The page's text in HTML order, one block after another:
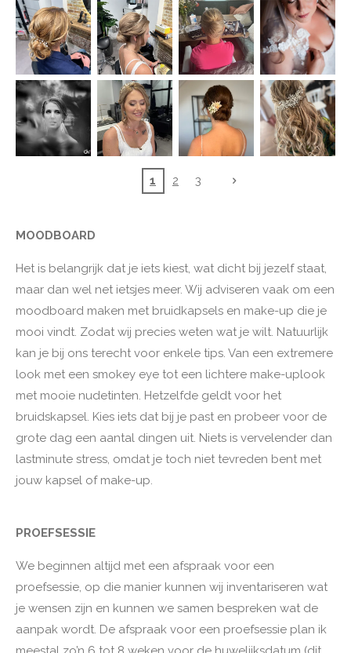
1 2 3
MOODBOARD
Het is belangrijk dat je iets kiest, wat dicht bij jezelf staat,
maar dan wel net ietsjes meer. Wij adviseren vaak om een
moodboard maken met bruidkapsels en make-up die je
mooi vindt. Zodat wij precies weten wat je wilt. Natuurlijk
kan je bij ons terecht voor enkele tips. Van een extremere
look met een smokey eye tot een lichtere make-uplook
met mooie nudetinten. Hetzelfde geldt voor het
bruidskapsel. Kies iets dat bij je past en probeer voor de
grote dag een aantal dingen uit. Niets is vervelender dan
lastminute stress, omdat je toch niet tevreden bent met
jouw kapsel of make-up.
PROEFSESSIE
We beginnen altijd met een afspraak voor een
proefsessie, op die manier kunnen wij inventariseren wat
je wensen zijn en kunnen we samen bespreken wat de
aanpak wordt. De afspraak voor een proefsessie plan ik